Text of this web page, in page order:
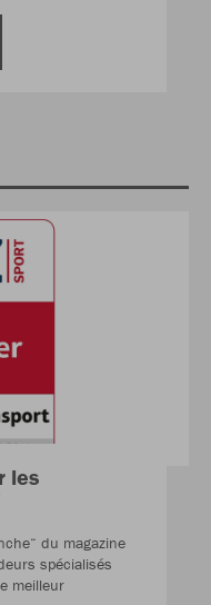
les
du magazine
spécialisés
meilleur